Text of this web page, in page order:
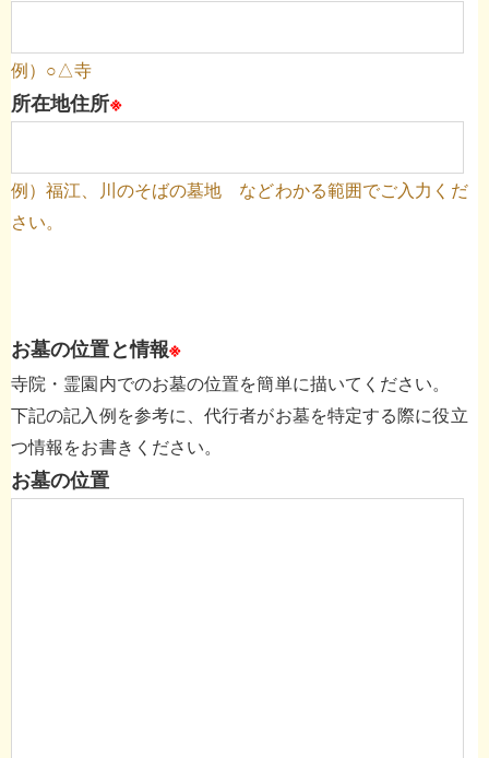
例）○△寺
所在地住所※
例）福江、川のそばの墓地 などわかる範囲でご入力くだ
さい。
お墓の位置と情報※
寺院・霊園内でのお墓の位置を簡単に描いてください。
下記の記入例を参考に、代行者がお墓を特定する際に役立
つ情報をお書きください。
お墓の位置